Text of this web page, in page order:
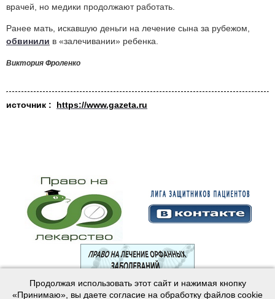
врачей, но медики продолжают работать.
Ранее мать, искавшую деньги на лечение сына за рубежом,
обвинили в «залечивании» ребенка.
Виктория Фроленко
источник : https://www.gazeta.ru
© 2003—2024 Лига защитников пациентов
Продолжая использовать этот сайт и нажимая кнопку
«Принимаю», вы даете согласие на обработку файлов cookie